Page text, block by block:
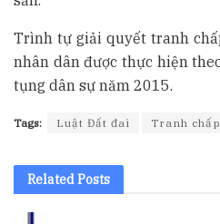
Trình tự giải quyết tranh
nhân dân được thực hiện
tụng dân sự năm 2015.
Tags: Luật Đất đai Tranh
RelatedPosts